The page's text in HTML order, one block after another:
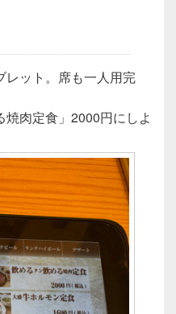
レット。席も一人用完
肉定食」2000円にしよ